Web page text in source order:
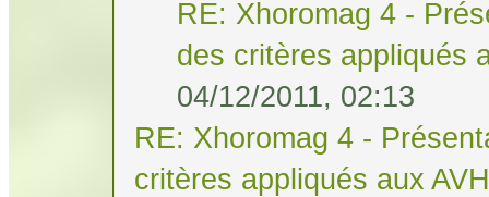
RE: Xhoromag 4 -
des critères appliqués
04/12/2011, 02:13
RE: Xhoromag 4 -
critères appliqués aux AVH